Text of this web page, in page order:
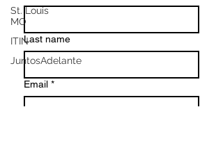
St. Louis
MO
ITIN
JuntosAdelante
Last name
Email *